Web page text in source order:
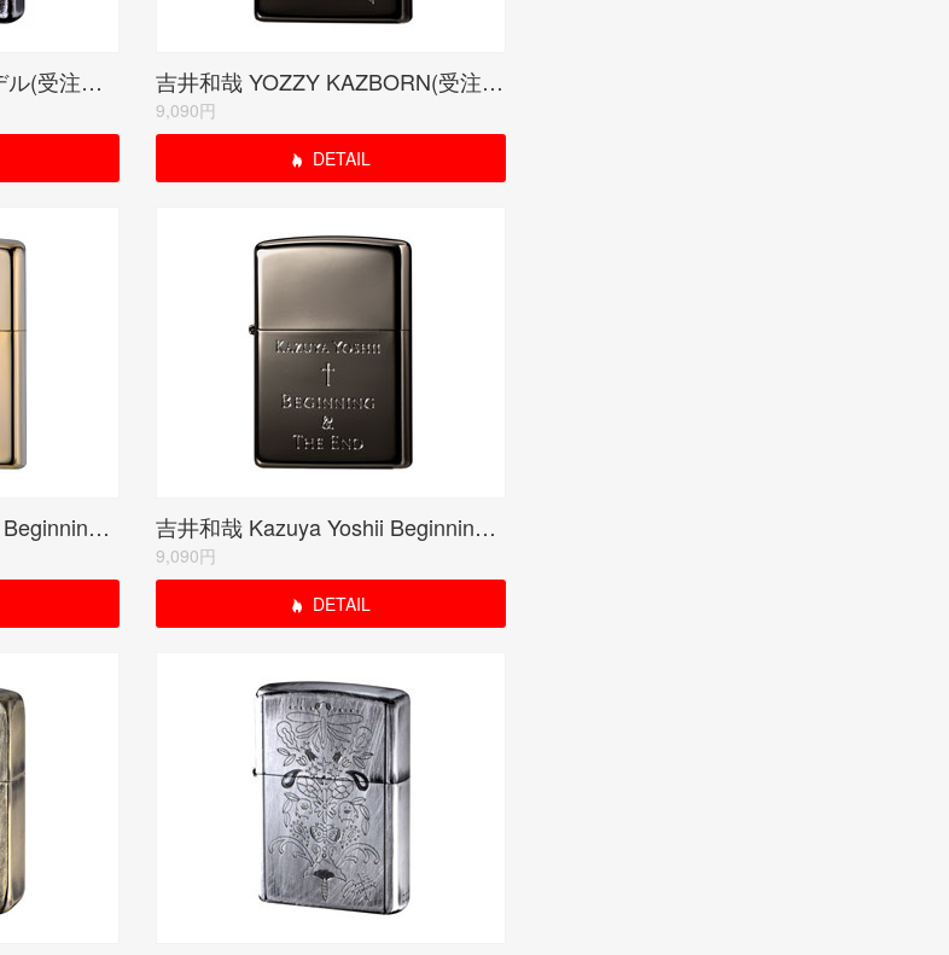
小南泰葉オリジナルモデル(受注生産限定品) 吉井和哉 YOZZY KAZBORN(受注限定生産品)
9,090円
DETAIL
吉井和哉 Kazuya Yoshii Beginning & The End(受注限定生産品) 吉井和哉 Kazuya Yoshii Beginning & The End(受注限定生産品)
9,090円
DETAIL